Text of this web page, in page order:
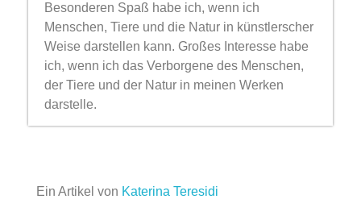
Besonderen Spaß habe ich, wenn ich
Menschen, Tiere und die Natur in künstlerscher
Weise darstellen kann. Großes Interesse habe
ich, wenn ich das Verborgene des Menschen,
der Tiere und der Natur in meinen Werken
darstelle.
Da unsere Gedanken trickreich und
Ein Artikel von Katerina Teresidi